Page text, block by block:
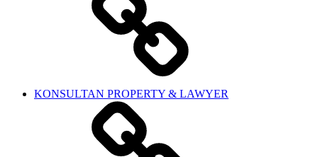
KONSULTAN PROPERTY & LAWYER